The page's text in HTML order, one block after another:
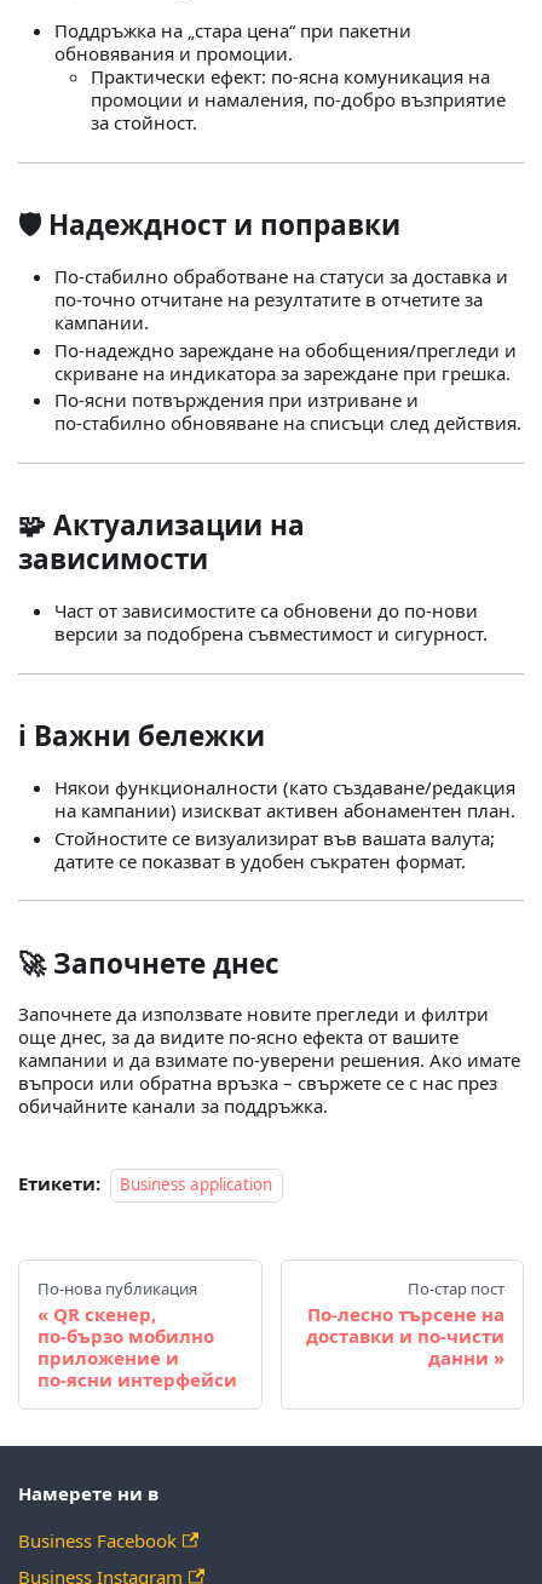
Поддръжка на „стара цена“ при пакетни
обновявания и промоции.
Практически ефект: по‑ясна комуникация на
промоции и намаления, по‑добро възприятие
за стойност.
🛡️ Надеждност и поправки
По‑стабилно обработване на статуси за доставка и
по‑точно отчитане на резултатите в отчетите за
кампании.
По‑надеждно зареждане на обобщения/прегледи и
скриване на индикатора за зареждане при грешка.
По‑ясни потвърждения при изтриване и
по‑стабилно обновяване на списъци след действия.
🧩 Актуализации на
зависимости
Част от зависимостите са обновени до по‑нови
версии за подобрена съвместимост и сигурност.
ℹ️ Важни бележки
Някои функционалности (като създаване/редакция
на кампании) изискват активен абонаментен план.
Стойностите се визуализират във вашата валута;
датите се показват в удобен съкратен формат.
🚀 Започнете днес
Започнете да използвате новите прегледи и филтри
още днес, за да видите по‑ясно ефекта от вашите
кампании и да взимате по‑уверени решения. Ако имате
въпроси или обратна връзка – свържете се с нас през
обичайните канали за поддръжка.
Етикети: Business application
По-нова публикация
QR скенер,
по‑бързо мобилно
приложение и
по‑ясни интерфейси
По-стар пост
По‑лесно търсене на
доставки и по‑чисти
данни
Намерете ни в
Business Facebook
Business Instagram